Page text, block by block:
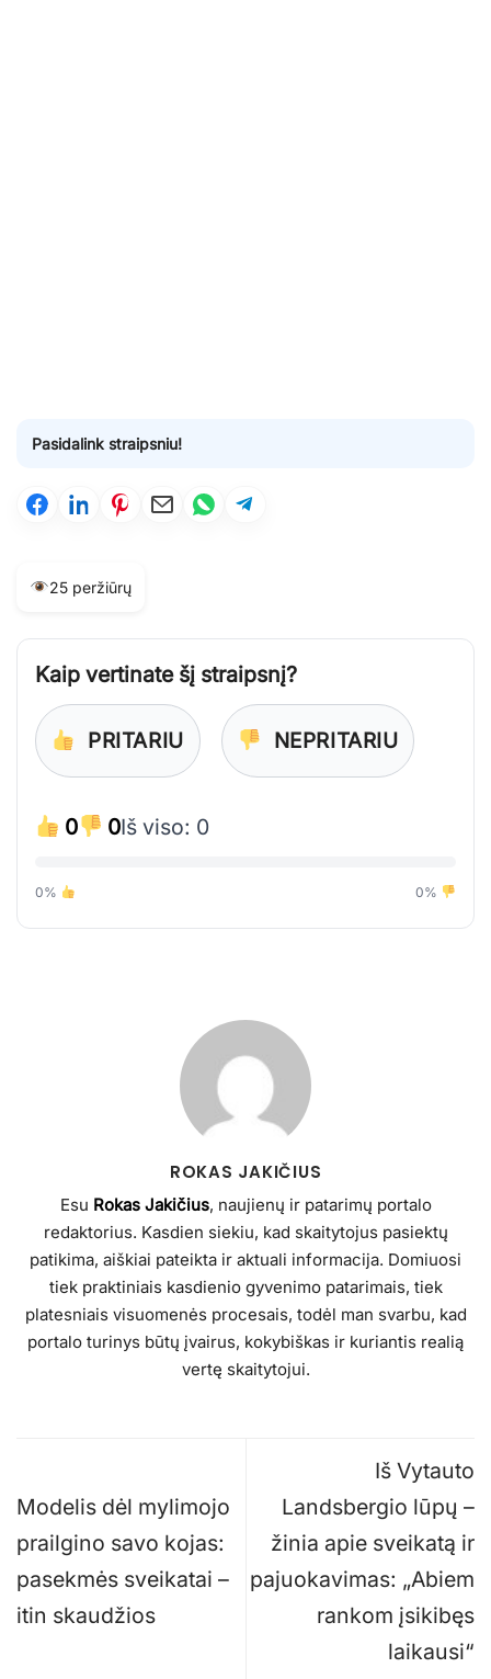
Pasidalink straipsniu!
25 peržiūrų
Kaip vertinate šį straipsnį?
PRITARIU NEPRITARIU
0 0Iš viso: 0
0% 0%
ROKAS JAKIČIUS
Esu Rokas Jakičius, naujienų ir patarimų portalo
redaktorius. Kasdien siekiu, kad skaitytojus pasiektų
patikima, aiškiai pateikta ir aktuali informacija. Domiuosi
tiek praktiniais kasdienio gyvenimo patarimais, tiek
platesniais visuomenės procesais, todėl man svarbu, kad
portalo turinys būtų įvairus, kokybiškas ir kuriantis realią
vertę skaitytojui.
Modelis dėl mylimojo
prailgino savo kojas:
pasekmės sveikatai –
itin skaudžios
Iš Vytauto
Landsbergio lūpų –
žinia apie sveikatą ir
pajuokavimas: „Abiem
rankom įsikibęs
laikausi“